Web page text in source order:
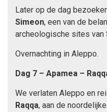
Later op de dag
Simeon, een van de
archeologische sites van
Overnachting in Aleppo.
Dag 7 – Apamea –
We verlaten Aleppo en
Raqqa, aan de